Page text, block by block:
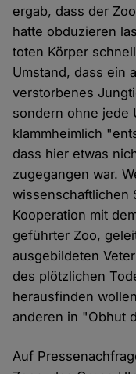
ergab, dass der
hatte obduzieren
toten Körper
Umstand, dass ein
verstorbenes
sondern ohne jede
klammheimlich
dass hier etwas
zugegangen war.
wissenschaftlichen
Kooperation mit
geführter Zoo,
ausgebildeten
des plötzlichen
herausfinden
anderen in "Obhut
Auf